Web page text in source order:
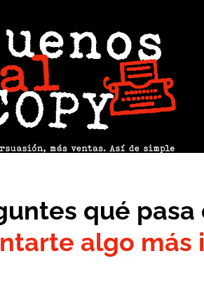
qué pasa
algo